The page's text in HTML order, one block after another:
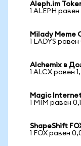
Aleph.im
1 ALEPH
Milady
1 LADYS
Alchemix в
1 ALCX равен
Magic
1 MIM равен
ShapeShift
1 FOX равен